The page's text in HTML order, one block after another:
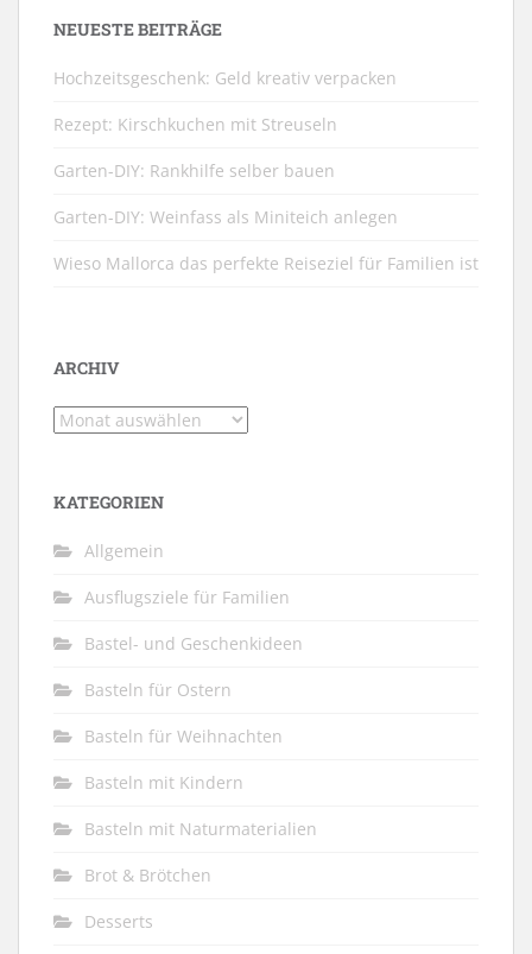
NEUESTE BEITRÄGE
Hochzeitsgeschenk: Geld kreativ verpacken
Rezept: Kirschkuchen mit Streuseln
Garten-DIY: Rankhilfe selber bauen
Garten-DIY: Weinfass als Miniteich anlegen
Wieso Mallorca das perfekte Reiseziel für Familien ist
ARCHIV
Archiv
KATEGORIEN
Allgemein
Ausflugsziele für Familien
Bastel- und Geschenkideen
Basteln für Ostern
Basteln für Weihnachten
Basteln mit Kindern
Basteln mit Naturmaterialien
Brot & Brötchen
Desserts